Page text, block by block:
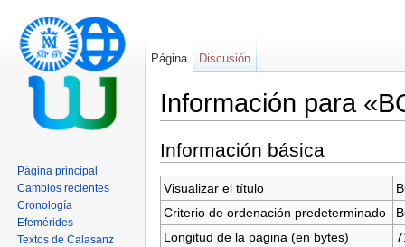
Información para
Información básica
Visualizar el título
Criterio de ordenación predeterminado
Longitud de la página (en bytes)
Página Discusión
Página principal
Cambios recientes
Cronología
Efemérides
Textos de Calasanz